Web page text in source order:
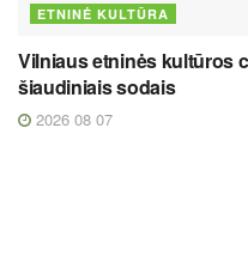
ETNINĖ KULTŪRA
Vilniaus etninės kultūros
šiaudiniais sodais
2026 08 07